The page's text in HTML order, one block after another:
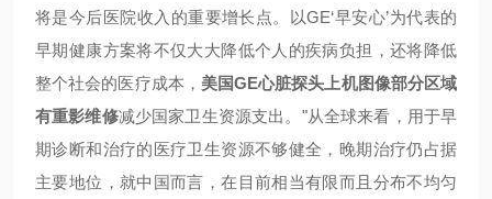
将是今后医院收入的重要增长点。以GE‘早安心’为代表的
早期健康方案将不仅大大降低个人的疾病负担，还将降低
整个社会的医疗成本， 美国GE心脏探头上机图像部分区域
有重影维修减少国家卫生资源支出。"从全球来看，用于早
期诊断和治疗的医疗卫生资源不够健全，晚期治疗仍占据
主要地位，就中国而言，在目前相当有限而且分布不均匀